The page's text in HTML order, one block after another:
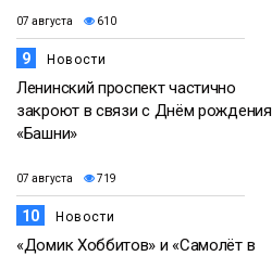
07 августа 610
9 Новости
Ленинский проспект частично
закроют в связи с Днём рождения
«Башни»
07 августа 719
10 Новости
«Домик Хоббитов» и «Самолёт в